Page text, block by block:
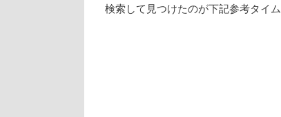
検索して見つけたのが下記参考タイム